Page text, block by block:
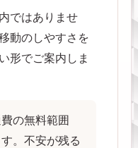
ではありませ
動のしやすさを
形でご案内しま
の無料範囲
。不安が残る